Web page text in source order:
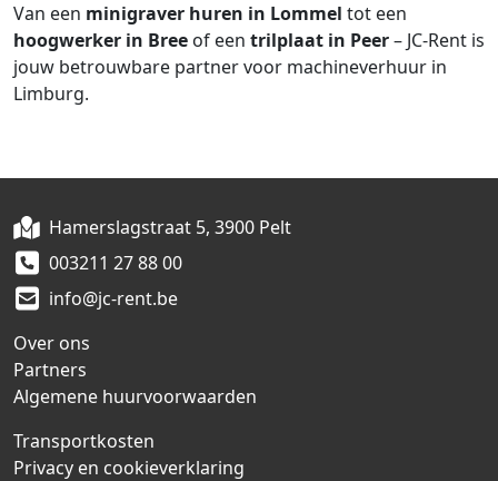
Van een minigraver huren in Lommel tot een
hoogwerker in Bree of een trilplaat in Peer– JC-Rent is
jouw betrouwbare partner voor machineverhuur in
Limburg.
Hamerslagstraat 5, 3900 Pelt
003211 27 88 00
info@jc-rent.be
Over ons
Partners
Algemene huurvoorwaarden
Transportkosten
Privacy en cookieverklaring